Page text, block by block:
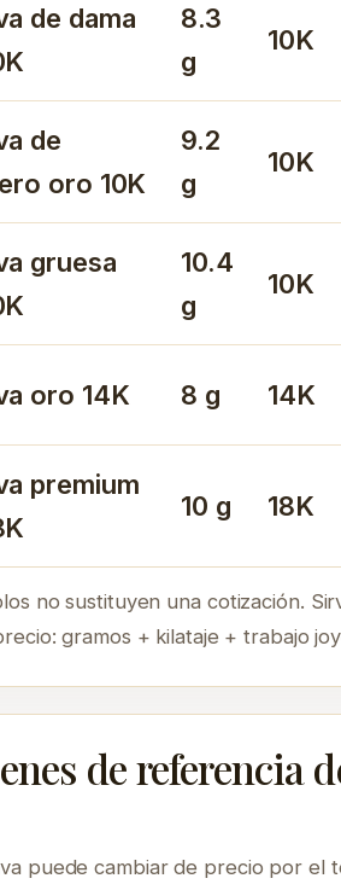
de dama
8.3
g
10K
de
oro 10K
9.2
g
10K
gruesa
10.4
g
10K
oro 14K 8 g 14K
premium
10 g 18K
no sustituyen una cotización.
gramos + kilataje + trabajo
de referencia
puede cambiar de precio por el